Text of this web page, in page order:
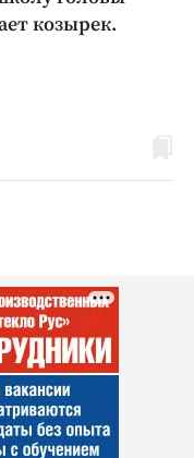
козырек.